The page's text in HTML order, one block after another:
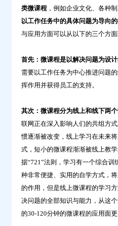
类微课程 ，例如企业文化、各种
以工作任务中的具体问题为导向
与应用方面可以从以下的三个方面
首先： 微课程是以解决问题为设
需要以工作任务为中心推进问题
挥作用并获得员工的支持。
其次： 微课程分为线上和线下两个
联网正在深入影响人们的共组方
惯逐渐被改变，线上学习在未来
式，短小的微课程渐渐被线上教
据“721”法则，学习有一个综合
种非常便捷、实用的自学方式，
的作用，但是线上微课程的学习
决问题的全部知识与能力，从这
的30-120分钟的微课程的应用面更